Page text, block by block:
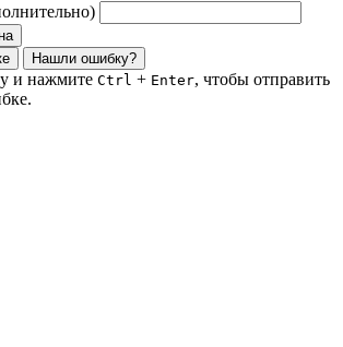
Нашли ошибку?
и нажмите Ctrl + Enter, чтобы отправить